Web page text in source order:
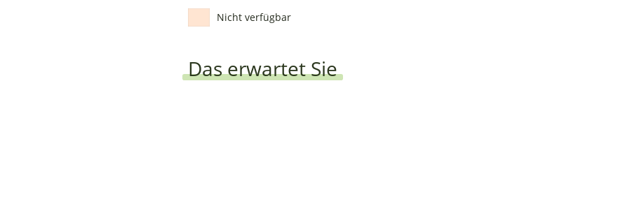
Nicht verfügbar
Das erwartet Sie